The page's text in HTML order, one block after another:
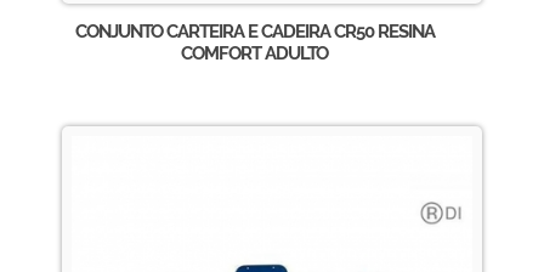
CONJUNTO CARTEIRA E CADEIRA CR50 RESINA
COMFORT ADULTO